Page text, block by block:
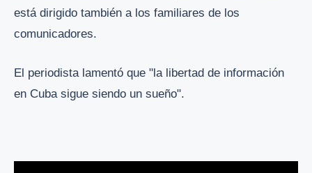
está dirigido también a los familiares de los
comunicadores.
El periodista lamentó que "la libertad de información
en Cuba sigue siendo un sueño".